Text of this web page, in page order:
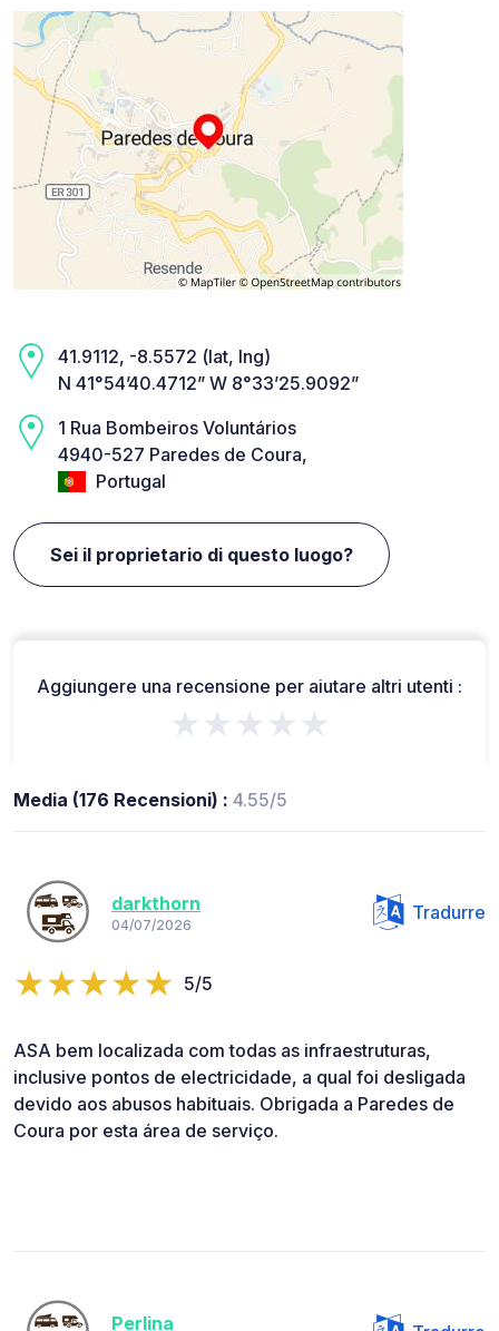
41.9112, -8.5572 (lat, lng)
N 41°54’40.4712” W 8°33’25.9092”
1 Rua Bombeiros Voluntários
4940-527 Paredes de Coura,
Portugal
Sei il proprietario di questo luogo?
Aggiungere una recensione per aiutare altri utenti :
★★★★★
Media (176 Recensioni) : 4.55/5
darkthorn
04/07/2026
Tradurre
5/5
ASA bem localizada com todas as infraestruturas,
inclusive pontos de electricidade, a qual foi desligada
devido aos abusos habituais. Obrigada a Paredes de
Coura por esta área de serviço.
Perlina